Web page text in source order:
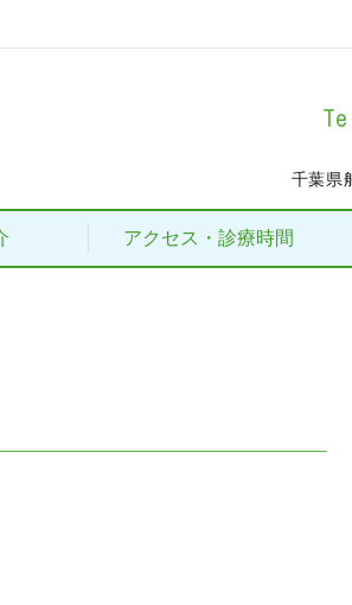
千葉県
アクセス・診療時間